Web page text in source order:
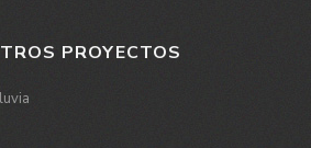
PROYECTOS